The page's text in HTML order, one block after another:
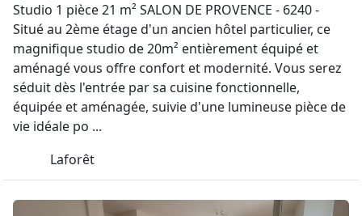
Studio 1 pièce 21 m² SALON DE PROVENCE - 6240 -
Situé au 2ème étage d'un ancien hôtel particulier, ce
magnifique studio de 20m² entièrement équipé et
aménagé vous offre confort et modernité. Vous serez
séduit dès l'entrée par sa cuisine fonctionnelle,
équipée et aménagée, suivie d'une lumineuse pièce de
vie idéale po ...
Laforêt